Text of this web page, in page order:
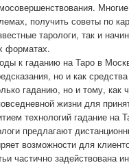
получить советы по
тарологи, так и
форматах.
к гаданию на Таро в
но и как
гаданию, но и тому, как
жизни для
технологий гадание
предлагают
возможности для
частично задействована